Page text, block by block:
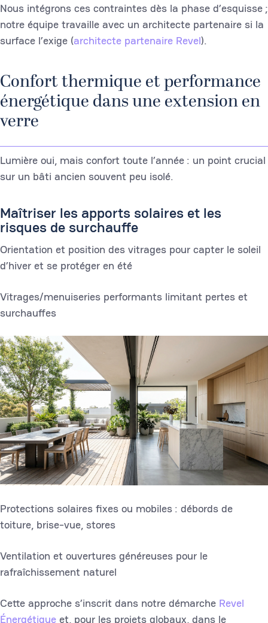
Nous intégrons ces contraintes dès la phase d’esquisse ;
notre équipe travaille avec un architecte partenaire si la
surface l’exige (architecte partenaire Revel).
Confort thermique et performance
énergétique dans une extension en
verre
Lumière oui, mais confort toute l’année : un point crucial
sur un bâti ancien souvent peu isolé.
Maîtriser les apports solaires et les
risques de surchauffe
Orientation et position des vitrages pour capter le soleil
d’hiver et se protéger en été
Vitrages/menuiseries performants limitant pertes et
surchauffes
Protections solaires fixes ou mobiles : débords de
toiture, brise-vue, stores
Ventilation et ouvertures généreuses pour le
rafraîchissement naturel
Cette approche s’inscrit dans notre démarche Revel
Énergétique et, pour les projets globaux, dans le